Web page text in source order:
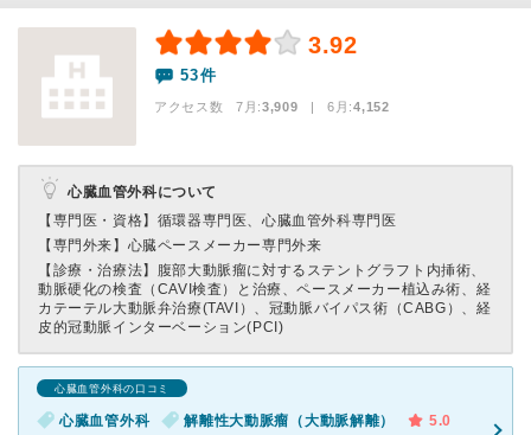
3.92
53件
アクセス数 7月:3,909 | 6月:4,152
心臓血管外科について
【専門医・資格】 循環器専門医、心臓血管外科専門医
【専門外来】 心臓ペースメーカー専門外来
【診療・治療法】
腹部大動脈瘤に対するステントグラフト内挿術、
動脈硬化の検査（CAVI検査）と治療、ペースメーカー植込み術、経
カテーテル大動脈弁治療(TAVI）、冠動脈バイパス術（CABG）、経
皮的冠動脈インターベーション(PCI)
心臓血管外科の口コミ
心臓血管外科 解離性大動脈瘤（大動脈解離）
5.0